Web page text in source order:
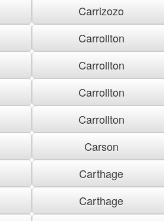
Carrizozo
Carrollton
Carrollton
Carrollton
Carrollton
Carson
Carthage
Carthage